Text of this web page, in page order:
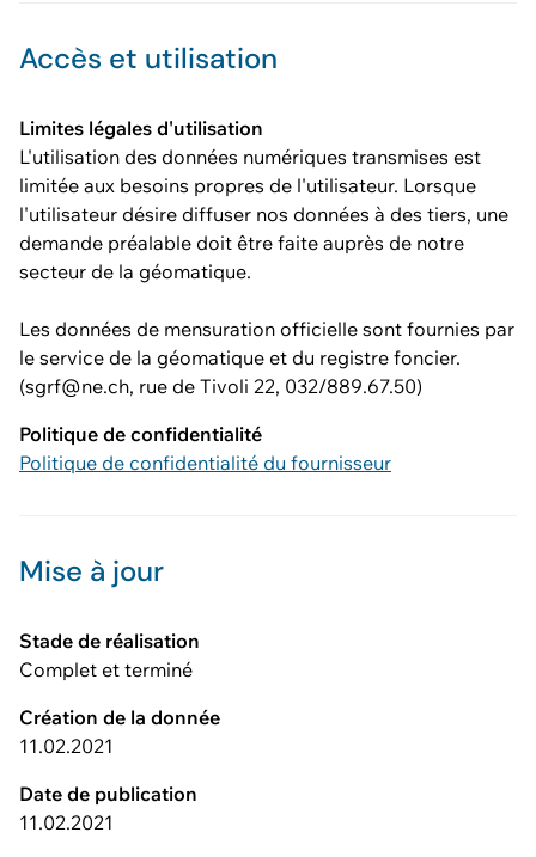
Accès et utilisation
Limites légales d'utilisation
L'utilisation des données numériques transmises est
limitée aux besoins propres de l'utilisateur. Lorsque
l'utilisateur désire diffuser nos données à des tiers, une
demande préalable doit être faite auprès de notre
secteur de la géomatique.
Les données de mensuration officielle sont fournies par
le service de la géomatique et du registre foncier.
(sgrf@ne.ch, rue de Tivoli 22, 032/889.67.50)
Politique de confidentialité
Politique de confidentialité du fournisseur
Mise à jour
Stade de réalisation
Complet et terminé
Création de la donnée
11.02.2021
Date de publication
11.02.2021